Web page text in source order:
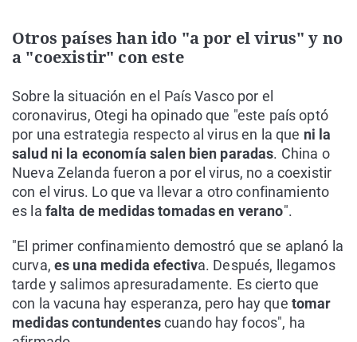
Otros países han ido "a por el virus" y no
a "coexistir" con este
Sobre la situación en el País Vasco por el
coronavirus, Otegi ha opinado que "este país optó
por una estrategia respecto al virus en la que ni la
salud ni la economía salen bien paradas. China o
Nueva Zelanda fueron a por el virus, no a coexistir
con el virus. Lo que va llevar a otro confinamiento
es la falta de medidas tomadas en verano".
"El primer confinamiento demostró que se aplanó la
curva, es una medida efectiva. Después, llegamos
tarde y salimos apresuradamente. Es cierto que
con la vacuna hay esperanza, pero hay que tomar
medidas contundentescuando hay focos", ha